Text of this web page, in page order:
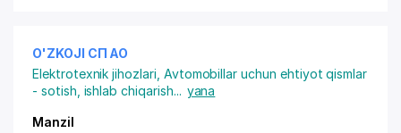
O'ZKOJI СП АО
Elektrotexnik jihozlari Avtomobillar uchun ehtiyot qismlar
- sotish, ishlab chiqarish... yana
Manzil